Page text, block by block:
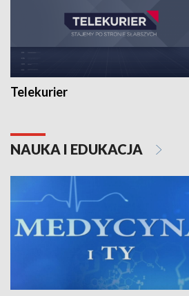
Telekurier
NAUKA I EDUKACJA